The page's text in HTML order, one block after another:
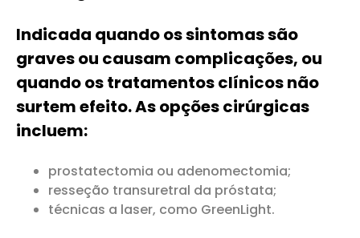
Indicada quando os sintomas são
graves ou causam complicações, ou
quando os tratamentos clínicos não
surtem efeito. As opções cirúrgicas
incluem:
prostatectomia ou adenomectomia;
resseção transuretral da próstata;
técnicas a laser, como GreenLight.